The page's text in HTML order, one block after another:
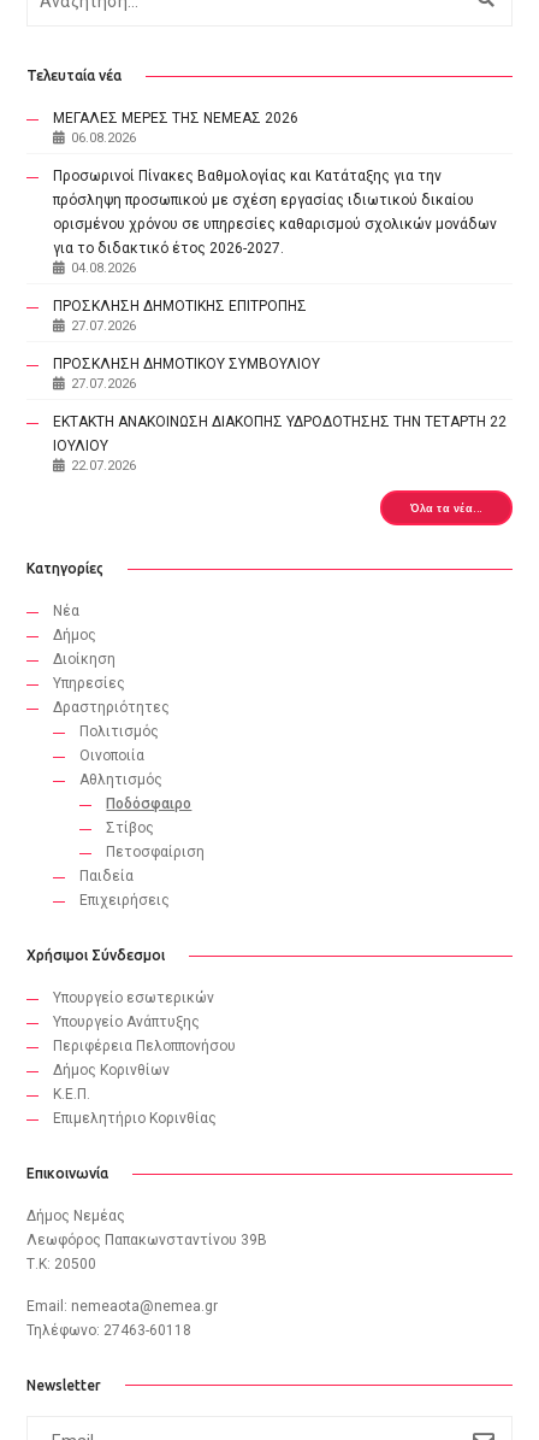
Τελευταία νέα
ΜΕΓΑΛΕΣ ΜΕΡΕΣ ΤΗΣ ΝΕΜΕΑΣ 2026
06.08.2026
Προσωρινοί Πίνακες Βαθμολογίας και Κατάταξης για την
πρόσληψη προσωπικού με σχέση εργασίας ιδιωτικού δικαίου
ορισμένου χρόνου σε υπηρεσίες καθαρισμού σχολικών μονάδων
για το διδακτικό έτος 2026-2027.
04.08.2026
ΠΡΟΣΚΛΗΣΗ ΔΗΜΟΤΙΚΗΣ ΕΠΙΤΡΟΠΗΣ
27.07.2026
ΠΡΟΣΚΛΗΣΗ ΔΗΜΟΤΙΚΟΥ ΣΥΜΒΟΥΛΙΟΥ
27.07.2026
ΕΚΤΑΚΤΗ ΑΝΑΚΟΙΝΩΣΗ ΔΙΑΚΟΠΗΣ ΥΔΡΟΔΟΤΗΣΗΣ ΤΗΝ ΤΕΤΑΡΤΗ 22
ΙΟΥΛΙΟΥ
22.07.2026
Όλα τα νέα...
Κατηγορίες
Νέα
Δήμος
Διοίκηση
Υπηρεσίες
Δραστηριότητες
Πολιτισμός
Οινοποιία
Αθλητισμός
Ποδόσφαιρο
Στίβος
Πετοσφαίριση
Παιδεία
Επιχειρήσεις
Χρήσιμοι Σύνδεσμοι
Υπουργείο εσωτερικών
Υπουργείο Ανάπτυξης
Περιφέρεια Πελοππονήσου
Δήμος Κορινθίων
Κ.Ε.Π.
Eπιμελητήριο Κορινθίας
Επικοινωνία
Δήμος Νεμέας
Λεωφόρος Παπακωνσταντίνου 39B
Τ.Κ: 20500
Email: nemeaota@nemea.gr
Τηλέφωνο: 27463-60118
Newsletter